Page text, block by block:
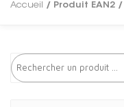
Accueil / Produit EAN2 /